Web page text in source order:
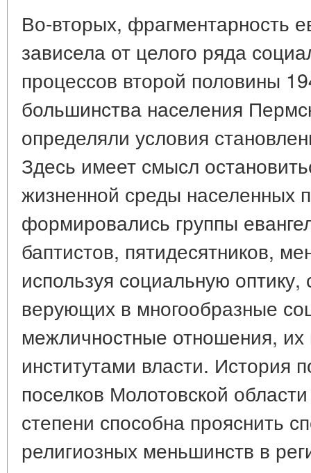
Во-вторых, фрагментарность
зависела от целого ряда
процессов второй половины
большинства населения
определяли условия
Здесь имеет смысл
жизненной среды населенных
формировались группы
баптистов, пятидесятников,
используя социальную
верующих в многообразные
межличностные отношения, их
институтами власти. История
поселков Молотовской
степени способна прояснить
религиозных меньшинств в